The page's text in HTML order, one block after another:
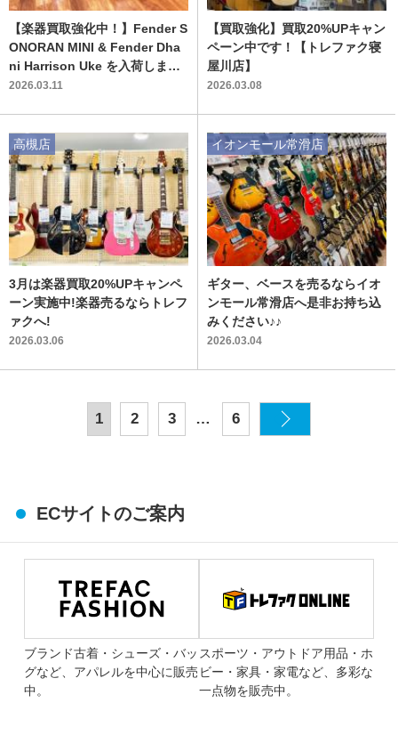
【楽器買取強化中！】Fender S
ONORAN MINI & Fender Dha
ni Harrison Uke を入荷しまし
た！【限定仕様】
2026.03.11
【買取強化】買取20%UPキャン
ペーン中です！【トレファク寝
屋川店】
2026.03.08
3月は楽器買取20%UPキャンペ
ーン実施中!楽器売るならトレフ
ァクへ!
2026.03.06
高槻店
ギター、ベースを売るならイオ
ンモール常滑店へ是非お持ち込
みください♪♪
2026.03.04
イオンモール常滑店
1 2 3 … 6
ECサイトのご案内
ブランド古着・シューズ・バッ
グなど、アパレルを中心に販売
中。
スポーツ・アウトドア用品・ホ
ビー・家具・家電など、多彩な
一点物を販売中。